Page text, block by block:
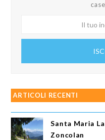
ARTICOLI RECENTI
Santa Maria
Zoncolan